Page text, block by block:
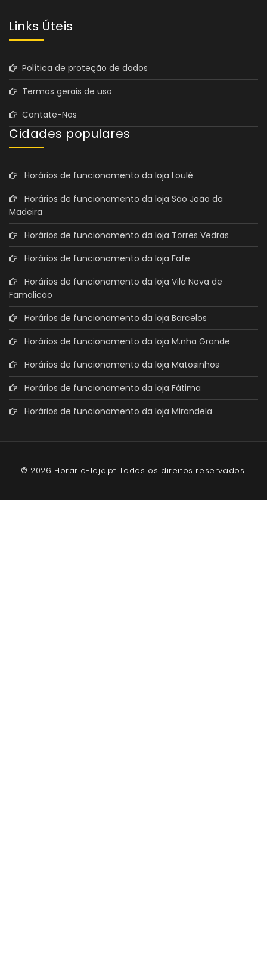
Links Úteis
Política de proteção de dados
Termos gerais de uso
Contate-Nos
Cidades populares
Horários de funcionamento da loja Loulé
Horários de funcionamento da loja São João da
Madeira
Horários de funcionamento da loja Torres Vedras
Horários de funcionamento da loja Fafe
Horários de funcionamento da loja Vila Nova de
Famalicão
Horários de funcionamento da loja Barcelos
Horários de funcionamento da loja M.nha Grande
Horários de funcionamento da loja Matosinhos
Horários de funcionamento da loja Fátima
Horários de funcionamento da loja Mirandela
© 2026 Horario-loja.pt Todos os direitos reservados.